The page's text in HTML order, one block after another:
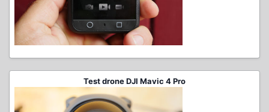
Test drone DJI Mavic 4 Pro